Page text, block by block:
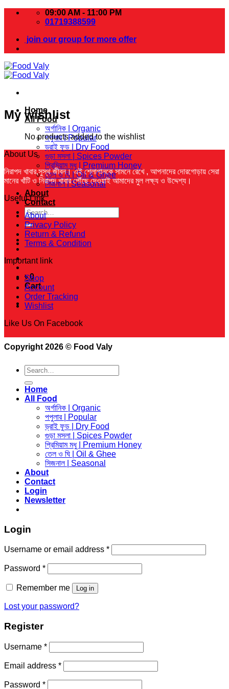
Skip
09:00 AM - 11:00 PM
01719388599
join our group for more offer
Home
All Food
অর্গানিক | Organic
পপুলার | Popular
ড্রাই ফুড | Dry Food
গুড়া মসলা | Spices Powder
প্রিমিয়াম মধু | Premium Honey
তেল ও ঘি | Oil & Ghee
সিজনাল | Seasonal
About
Contact
Search
for:
৳0
Cart
My wishlist
No products added to the wishlist
About Us
নিরাপদ খাবার,সুস্থ জীবন। এই শ্লোগানকে সামনে রেখে , আপনাদের দোরগোড়ায় সেরা
মানের খাঁটি ও নিরাপদ খাবার পৌঁছে দেওয়াই আমাদের মুল লক্ষ্য ও উদ্দেশ্য।
Useful Link
About
Privacy Policy
Return & Refund
Terms & Condition
Important link
Shop
Account
Order Tracking
Wishlist
Like Us On Facebook
Copyright 2026 © Food Valy
Search
for:
Home
All Food
অর্গানিক | Organic
পপুলার | Popular
ড্রাই ফুড | Dry Food
গুড়া মসলা | Spices Powder
প্রিমিয়াম মধু | Premium Honey
তেল ও ঘি | Oil & Ghee
সিজনাল | Seasonal
About
Contact
Login
Newsletter
Login
Username or email address *
Password *
Remember me Log in
Lost your password?
Register
Username *
Email address *
Password *